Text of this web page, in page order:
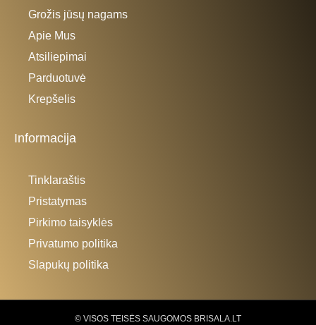
Grožis jūsų nagams
Apie Mus
Atsiliepimai
Parduotuvė
Krepšelis
Informacija
Tinklaraštis
Pristatymas
Pirkimo taisyklės
Privatumo politika
Slapukų politika
© VISOS TEISĖS SAUGOMOS BRISALA.LT